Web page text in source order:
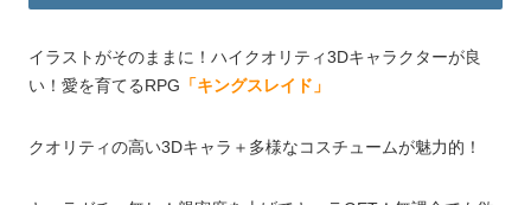
イラストがそのままに！ハイクオリティ3Dキャラクターが良
い！愛を育てるRPG 「キングスレイド」
クオリティの高い3Dキャラ＋多様なコスチュームが魅力的！